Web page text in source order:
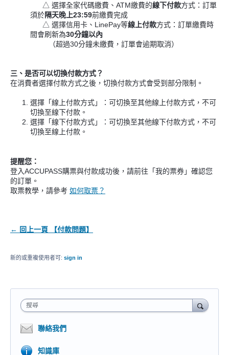
△ 選擇全家代碼繳費、ATM繳費的線下付款方式：訂單
須於隔天晚上23:59前繳費完成
△ 選擇信用卡、LinePay等線上付款方式：訂單繳費時
間會刷新為30分鐘以內
（超過30分鐘未繳費，訂單會逾期取消）
三、是否可以切換付款方式？
在消費者選擇付款方式之後，切換付款方式會受到部分限制。
選擇「線上付款方式」：可切換至其他線上付款方式，不可
切換至線下付款。
選擇「線下付款方式」：可切換至其他線下付款方式，不可
切換至線上付款。
提醒您：
登入ACCUPASS購票與付款成功後，請前往「我的票券」確認您
的訂單。
取票教學，請參考 如何取票？
← 回上一頁 【付款問題】
新的或重複使用者可: sign in
搜尋
聯絡我們
知識庫